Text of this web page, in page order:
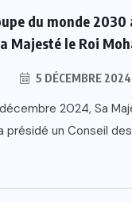
du monde 2030
Majesté le Roi
5 DÉCEMBRE 2024
2024, Sa
présidé un Conseil